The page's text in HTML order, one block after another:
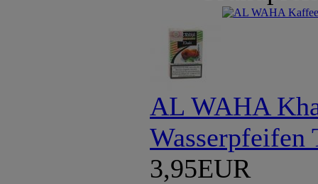
AL WAHA
Wasserpfeifen
3,95EUR